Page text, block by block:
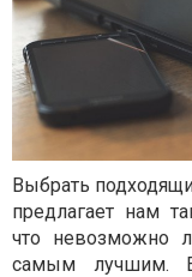
Выбрать
предлагает нам
что невозможно
самым лучшим.